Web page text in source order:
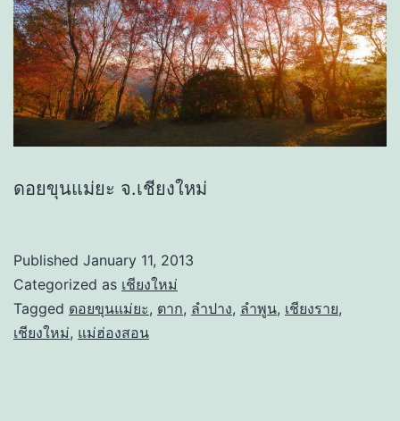
ดอยขุนแม่ยะ จ.เชียงใหม่
Published January 11, 2013
Categorized as เชียงใหม่
Tagged ดอยขุนแม่ยะ, ตาก, ลำปาง, ลำพูน, เชียงราย,
เชียงใหม่, แม่ฮ่องสอน